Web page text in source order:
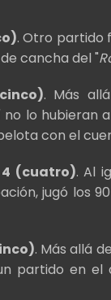
. Otro partido
cancha del "
. Más
lo hubieran
con el
(cuatro). Al
jugó los
. Más allá
partido en el